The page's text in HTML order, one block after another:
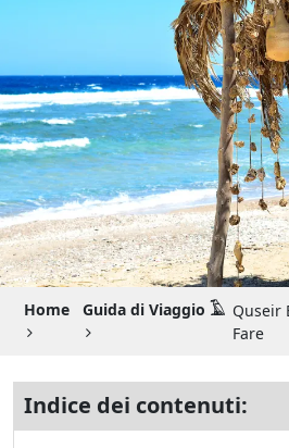
Vacanze Lusso in Egitto
Dahabeya Lusso
Agosto in Egitto
Tour Giordania
Altri
Blog 𓁐
Guida di Viaggio 𓉔
Home Guida di Viaggio 𓄿 Quseir
Fare
Indice dei contenuti: